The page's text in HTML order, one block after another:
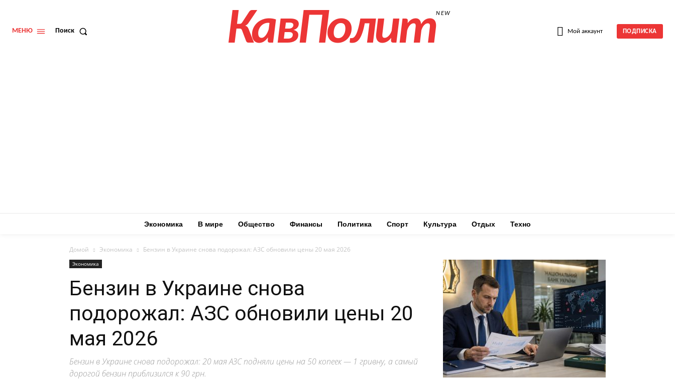
МЕНЮ Поиск КавПолитNEW
Мой аккаунт ПОДПИСКА
Экономика В мире Общество Финансы Политика Спорт Культура Отдых Техно
Домой Экономика Бензин в Украине снова подорожал: АЗС обновили цены 20 мая 2026
Экономика
Бензин в Украине снова
подорожал: АЗС обновили цены 20
мая 2026
Бензин в Украине снова подорожал: 20 мая АЗС подняли цены на 50 копеек — 1 гривну, а самый
дорогой бензин приблизился к 90 грн.